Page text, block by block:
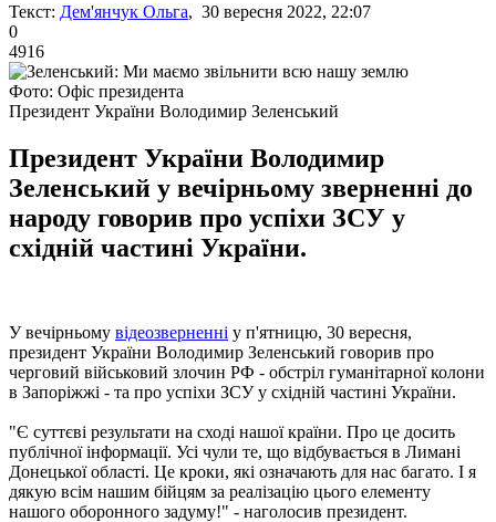
Текст: Дем'янчук Ольга, 30 вересня 2022, 22:07
0
4916
Фото: Офіс президента
Президент України Володимир Зеленський
Президент України Володимир
Зеленський у вечірньому зверненні до
народу говорив про успіхи ЗСУ у
східній частині України.
У вечірньому відеозверненні у п'ятницю, 30 вересня,
президент України Володимир Зеленський говорив про
черговий військовий злочин РФ - обстріл гуманітарної колони
в Запоріжжі - та про успіхи ЗСУ у східній частині України.
"Є суттєві результати на сході нашої країни. Про це досить
публічної інформації. Усі чули те, що відбувається в Лимані
Донецької області. Це кроки, які означають для нас багато. І я
дякую всім нашим бійцям за реалізацію цього елементу
нашого оборонного задуму!" - наголосив президент.